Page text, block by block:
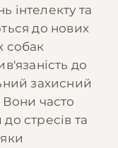
інтелекту та
до нових
собак
до
захисний
часто
стресів та